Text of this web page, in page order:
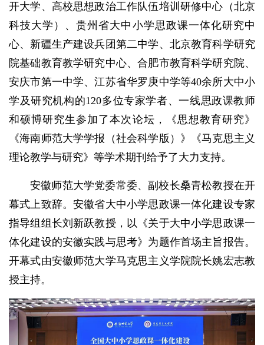
开大学、高校思想政治工作队伍培训研修中心（北京
科技大学）、贵州省大中小学思政课一体化研究中
心、新疆生产建设兵团第二中学、北京教育科学研究
院基础教育教学研究中心、合肥市教育科学研究院、
安庆市第一中学、江苏省华罗庚中学等40余所大中小
学及研究机构的120多位专家学者、一线思政课教师
和硕博研究生参加了本次论坛，《思想教育研究》
《海南师范大学学报（社会科学版）》《马克思主义
理论教学与研究》等学术期刊给予了大力支持。
安徽师范大学党委常委、副校长桑青松教授在开
幕式上致辞。安徽省大中小学思政课一体化建设专家
指导组组长刘新跃教授，以《关于大中小学思政课一
体化建设的安徽实践与思考》为题作首场主旨报告。
开幕式由安徽师范大学马克思主义学院院长姚宏志教
授主持。